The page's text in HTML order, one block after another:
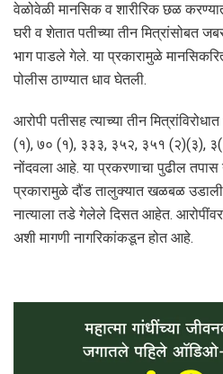
वेळोवेळी मानसिक व शारीरिक छळ
घरी व शेतात पतीच्या तीन मित्रांसोबत
भाग पाडले गेले. या प्रकारामुळे
पोलीस ठाण्यात धाव घेतली.
आरोपी पतीसह त्याच्या तीन
(१), ७० (१), ३३३, ३५२, ३५१ (२)(३),
नोंदवला आहे. या प्रकरणाचा पुढील
प्रकारामुळे दौंड तालुक्यात खळबळ उडाली
नात्याला तडे गेलेले दिसत आहेत.
अशी मागणी नागरिकांकडून होत आहे.